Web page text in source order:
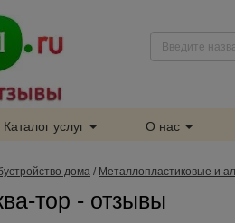
Каталог услуг О нас
дома / Металлопластиковые и
тор - отзывы